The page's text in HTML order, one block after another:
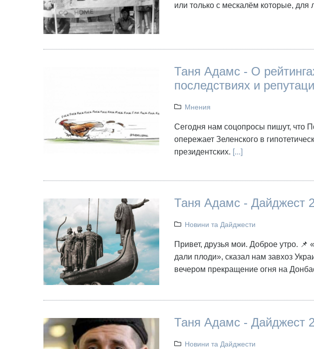
или только с мескалём которые, для
Таня Адамс - О
последствиях и
Мнения
Сегодня нам соцопросы пишут, что
опережает Зеленского в
президентских. [...]
Таня Адамс - Дайджест
Новини та Дайджести
Привет, друзья мои. Доброе утро. 📌
дали плоди», сказал нам завхоз
вечером прекращение огня на
Таня Адамс - Дайджест
Новини та Дайджести